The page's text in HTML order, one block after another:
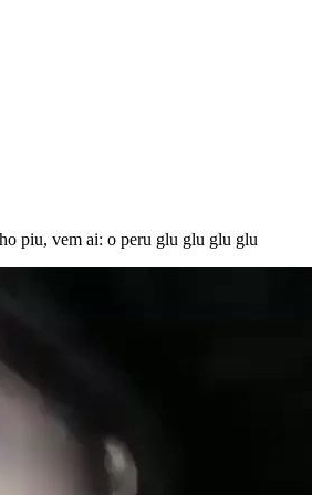
piu, vem ai: o peru glu glu glu glu